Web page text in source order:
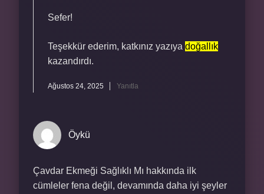
Sefer!
Teşekkür ederim, katkınız yazıya doğallık
kazandırdı.
Ağustos 24, 2025 Yanıtla
Öykü
Çavdar Ekmeği Sağlıklı Mı hakkında ilk
cümleler fena değil, devamında daha iyi şeyler